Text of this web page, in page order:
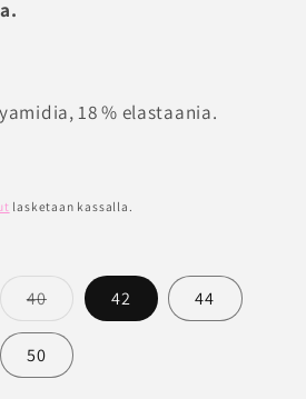
18 % elastaania.
lasketaan kassalla.
40Versio
on
loppuunmyyty
tai
ei
saatavilla
42 44
50